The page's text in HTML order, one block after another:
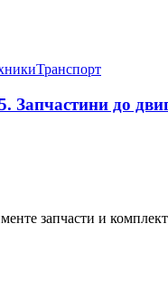
Транспорт
Запчастини до
запчасти и